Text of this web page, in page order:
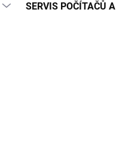
SERVIS POČÍTAČŮ